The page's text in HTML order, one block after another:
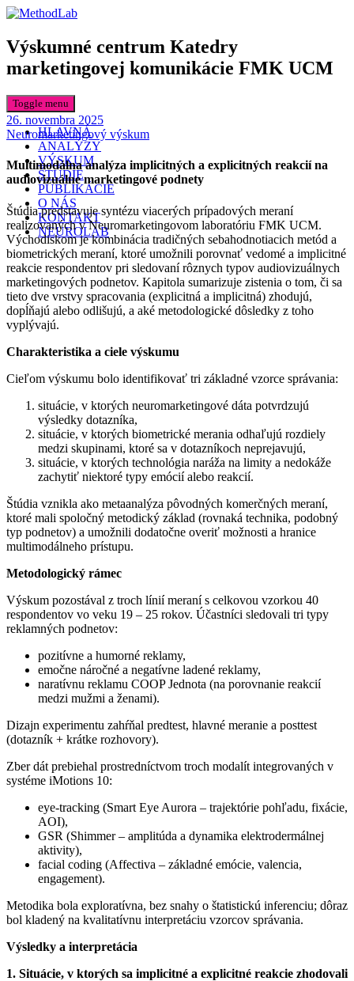
Výskumné centrum Katedry
marketingovej komunikácie FMK UCM
Toggle menu
HLAVNÁ
ANALÝZY
VÝSKUM
ŠTÚDIE
PUBLIKÁCIE
O NÁS
KONTAKT
NEUROLAB
Date
26. novembra 2025
Categories
Neuromarketingový výskum
Multimodálna analýza implicitných a explicitných reakcií na
audiovizuálne marketingové podnety
Štúdia predstavuje syntézu viacerých prípadových meraní
realizovaných v Neuromarketingovom laboratóriu FMK UCM.
Východiskom je kombinácia tradičných sebahodnotiacich metód a
biometrických meraní, ktoré umožnili porovnať vedomé a implicitné
reakcie respondentov pri sledovaní rôznych typov audiovizuálnych
marketingových podnetov. Kapitola sumarizuje zistenia o tom, či sa
tieto dve vrstvy spracovania (explicitná a implicitná) zhodujú,
dopĺňajú alebo odlišujú, a aké metodologické dôsledky z toho
vyplývajú.
Charakteristika a ciele výskumu
Cieľom výskumu bolo identifikovať tri základné vzorce správania:
situácie, v ktorých neuromarketingové dáta potvrdzujú
výsledky dotazníka,
situácie, v ktorých biometrické merania odhaľujú rozdiely
medzi skupinami, ktoré sa v dotazníkoch neprejavujú,
situácie, v ktorých technológia naráža na limity a nedokáže
zachytiť niektoré typy emócií alebo reakcií.
Štúdia vznikla ako metaanalýza pôvodných komerčných meraní,
ktoré mali spoločný metodický základ (rovnaká technika, podobný
typ podnetov) a umožnili dodatočne overiť možnosti a hranice
multimodálneho prístupu.
Metodologický rámec
Výskum pozostával z troch línií meraní s celkovou vzorkou 40
respondentov vo veku 19 – 25 rokov. Účastníci sledovali tri typy
reklamných podnetov:
pozitívne a humorné reklamy,
emočne náročné a negatívne ladené reklamy,
naratívnu reklamu COOP Jednota (na porovnanie reakcií
medzi mužmi a ženami).
Dizajn experimentu zahŕňal predtest, hlavné meranie a posttest
(dotazník + krátke rozhovory).
Zber dát prebiehal prostredníctvom troch modalít integrovaných v
systéme iMotions 10:
eye-tracking (Smart Eye Aurora – trajektórie pohľadu, fixácie,
AOI),
GSR (Shimmer – amplitúda a dynamika elektrodermálnej
aktivity),
facial coding (Affectiva – základné emócie, valencia,
engagement).
Metodika bola exploratívna, bez snahy o štatistickú inferenciu; dôraz
bol kladený na kvalitatívnu interpretáciu vzorcov správania.
Výsledky a interpretácia
1. Situácie, v ktorých sa implicitné a explicitné reakcie zhodovali